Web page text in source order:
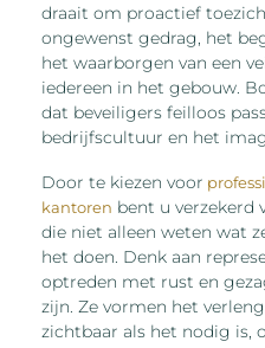
draait om proactief
ongewenst gedrag, het
het waarborgen van een
iedereen in het gebouw.
dat beveiligers feilloos
bedrijfscultuur en het
Door te kiezen voor
kantoren bent u verzekerd
die niet alleen weten wat
het doen. Denk aan
optreden met rust en
zijn. Ze vormen het
zichtbaar als het nodig is,